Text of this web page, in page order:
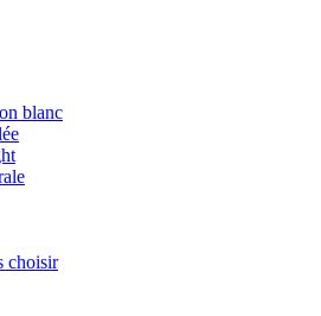
blanc
choisir